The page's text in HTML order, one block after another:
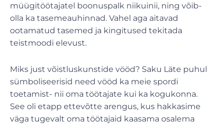
müügitöötajatel boonuspalk niikuinii, ning võib-
olla ka tasemeauhinnad. Vahel aga aitavad
ootamatud tasemed ja kingitused tekitada
teistmoodi elevust.
Miks just võistluskunstide vööd? Saku Läte puhul
sümboliseerisid need vööd ka meie spordi
toetamist- nii oma töötajate kui ka kogukonna.
See oli etapp ettevõtte arengus, kus hakkasime
väga tugevalt oma töötajaid kaasama osalema